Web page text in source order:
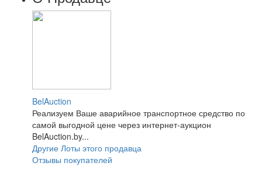
BelAuction
Реализуем Ваше аварийное транспортное средство по
самой выгодной цене через интернет-аукцион
BelAuction.by...
Другие Лоты этого продавца
Отзывы покупателей